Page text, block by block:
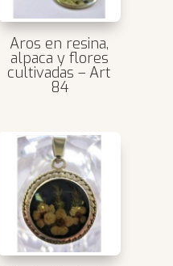
Aros en resina,
alpaca y flores
cultivadas – Art
84